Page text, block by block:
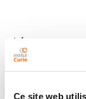
Ce site web
Abstract
Correlative high
microscopy to